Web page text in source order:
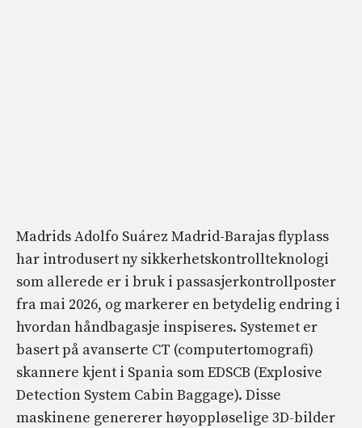
Madrids Adolfo Suárez Madrid-Barajas flyplass
har introdusert ny sikkerhetskontrollteknologi
som allerede er i bruk i passasjerkontrollposter
fra mai 2026, og markerer en betydelig endring i
hvordan håndbagasje inspiseres. Systemet er
basert på avanserte CT (computertomografi)
skannere kjent i Spania som EDSCB (Explosive
Detection System Cabin Baggage). Disse
maskinene genererer høyoppløselige 3D-bilder